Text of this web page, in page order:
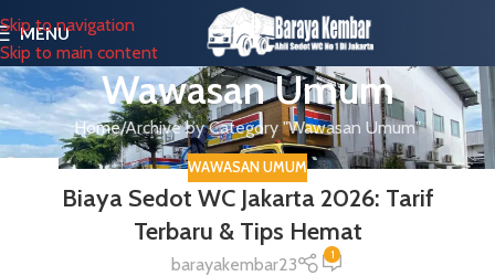
Skip to navigation
Skip to main content
MENU
Wawasan Umum
Home Archive by Category "Wawasan Umum"
WAWASAN UMUM
Biaya Sedot WC Jakarta 2026: Tarif
Terbaru & Tips Hemat
barayakembar23 1